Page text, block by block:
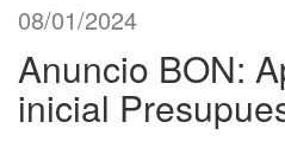
08/01/2024
Anuncio BON:
inicial